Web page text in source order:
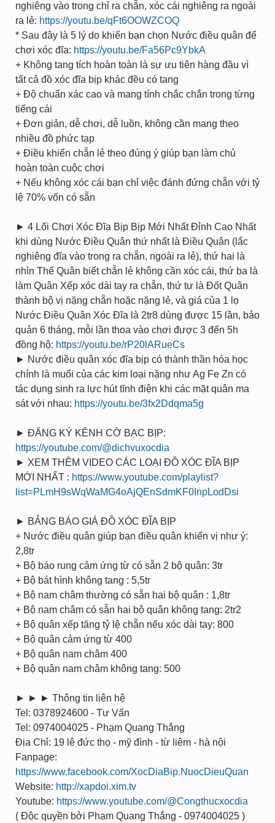
nghiêng vào trong chỉ ra chẵn, xóc cái nghiêng ra ngoài
ra lẻ: https://youtu.be/qFt6OOWZCOQ
* Sau đây là 5 lý do khiến bạn chọn Nước điều quân để
chơi xóc đĩa: https://youtu.be/Fa56Pc9YbkA
+ Không tang tích hoàn toàn là sự ưu tiên hàng đầu vì
tất cả đồ xóc đĩa bịp khác đều có tang
+ Độ chuẩn xác cao và mang tính chắc chắn trong từng
tiếng cái
+ Đơn giản, dễ chơi, dễ luồn, không cần mang theo
nhiều đồ phức tạp
+ Điều khiển chẵn lẻ theo đúng ý giúp bạn làm chủ
hoàn toàn cuộc chơi
+ Nếu không xóc cái bạn chỉ việc đánh đứng chẵn với tỷ
lệ 70% vốn có sẵn
► 4 Lối Chơi Xóc Đĩa Bịp Bịp Mới Nhất Đỉnh Cao Nhất
khi dùng Nước Điều Quân thứ nhất là Điều Quân (lắc
nghiêng đĩa vào trong ra chẵn, ngoài ra lẻ), thứ hai là
nhìn Thế Quân biết chẵn lẻ không cần xóc cái, thứ ba là
làm Quân Xếp xóc dài tay ra chẵn, thứ tư là Đốt Quân
thành bộ vị nặng chẵn hoặc nặng lẻ, và giá của 1 lọ
Nước Điều Quân Xóc Đĩa là 2tr8 dùng được 15 lần, bảo
quản 6 tháng, mỗi lần thoa vào chơi được 3 đến 5h
đồng hộ: https://youtu.be/rP20lARueCs
► Nước điều quân xóc đĩa bịp có thành thần hóa học
chính là muối của các kim loại nặng như Ag Fe Zn có
tác dụng sinh ra lực hút tĩnh điện khi các mặt quân ma
sát với nhau: https://youtu.be/3fx2Ddqma5g
► ĐĂNG KÝ KÊNH CỜ BẠC BỊP:
https://youtube.com/@dichvuxocdia
► XEM THÊM VIDEO CÁC LOẠI ĐỒ XÓC ĐĨA BỊP
MỚI NHẤT : https://www.youtube.com/playlist?
list=PLmH9sWqWaMG4oAjQEnSdmKF0InpLodDsi
► BẢNG BÁO GIÁ ĐỒ XÓC ĐĨA BỊP
+ Nước điều quân giúp bạn điều quân khiển vị như ý:
2,8tr
+ Bộ báo rung cảm ứng từ có sẵn 2 bộ quân: 3tr
+ Bộ bát hình không tang : 5,5tr
+ Bộ nam châm thường có sẵn hai bộ quân : 1,8tr
+ Bộ nam châm có sẵn hai bộ quân không tang: 2tr2
+ Bộ quân xếp tăng tỷ lệ chẵn nếu xóc dài tay: 800
+ Bộ quân cảm ứng từ 400
+ Bộ quân nam châm 400
+ Bộ quân nam châm không tang: 500
► ► ► Thông tin liên hệ
Tel: 0378924600 - Tư Vấn
Tel: 0974004025 - Phạm Quang Thắng
Địa Chỉ: 19 lê đức thọ - mỹ đình - từ liêm - hà nội
Fanpage:
https://www.facebook.com/XocDiaBip.NuocDieuQuan
Website: http://xapdoi.xim.tv
Youtube: https://www.youtube.com/@Congthucxocdia
( Độc quyền bởi Phạm Quang Thắng - 0974004025 )